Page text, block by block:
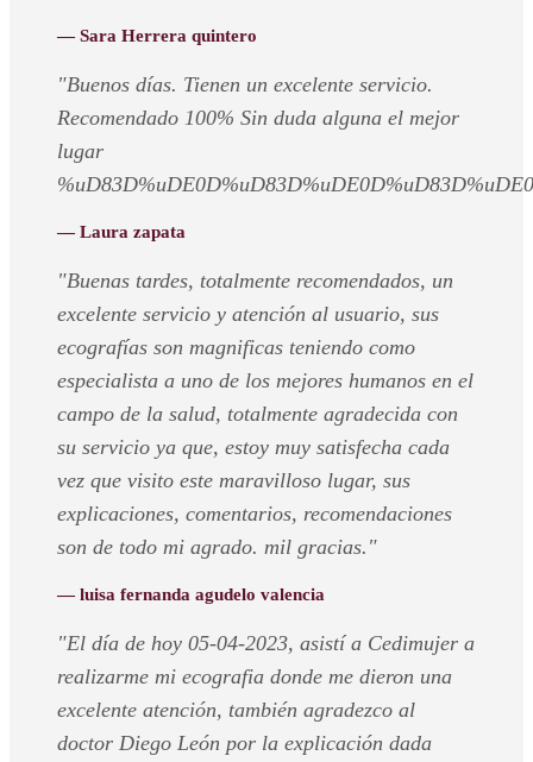
— Sara Herrera quintero
"Buenos días. Tienen un excelente servicio.
Recomendado 100% Sin duda alguna el mejor
lugar
— Laura zapata
"Buenas tardes, totalmente recomendados, un
excelente servicio y atención al usuario, sus
ecografías son magnificas teniendo como
especialista a uno de los mejores humanos en el
campo de la salud, totalmente agradecida con
su servicio ya que, estoy muy satisfecha cada
vez que visito este maravilloso lugar, sus
explicaciones, comentarios, recomendaciones
son de todo mi agrado. mil gracias."
— luisa fernanda agudelo valencia
"El día de hoy 05-04-2023, asistí a Cedimujer a
realizarme mi ecografia donde me dieron una
excelente atención, también agradezco al
doctor Diego León por la explicación dada